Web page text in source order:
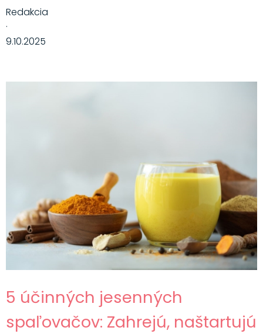
Redakcia
·
9.10.2025
5 účinných jesenných
spaľovačov: Zahrejú, naštartujú